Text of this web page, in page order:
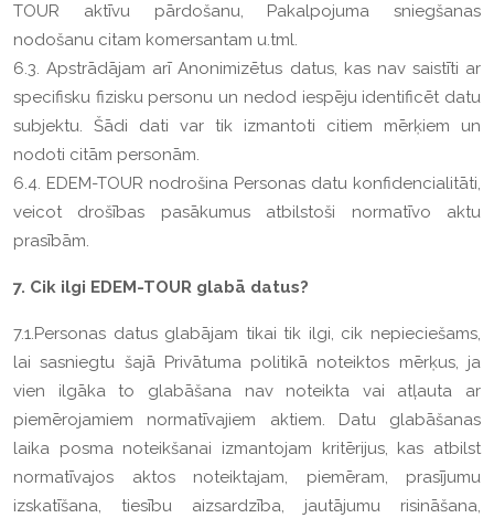
TOUR aktīvu pārdošanu, Pakalpojuma sniegšanas
nodošanu citam komersantam u.tml.
6.3. Apstrādājam arī Anonimizētus datus, kas nav saistīti ar
specifisku fizisku personu un nedod iespēju identificēt datu
subjektu. Šādi dati var tik izmantoti citiem mērķiem un
nodoti citām personām.
6.4. EDEM-TOUR nodrošina Personas datu konfidencialitāti,
veicot drošības pasākumus atbilstoši normatīvo aktu
prasībām.
7. Cik ilgi EDEM-TOUR glabā datus?
7.1.Personas datus glabājam tikai tik ilgi, cik nepieciešams,
lai sasniegtu šajā Privātuma politikā noteiktos mērķus, ja
vien ilgāka to glabāšana nav noteikta vai atļauta ar
piemērojamiem normatīvajiem aktiem. Datu glabāšanas
laika posma noteikšanai izmantojam kritērijus, kas atbilst
normatīvajos aktos noteiktajam, piemēram, prasījumu
izskatīšana, tiesību aizsardzība, jautājumu risināšana,